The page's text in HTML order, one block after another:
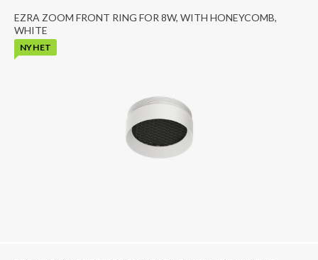
EZRA ZOOM FRONT RING FOR 8W, WITH HONEYCOMB,
WHITE
NYHET